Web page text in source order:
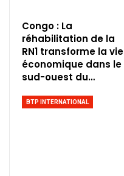
Congo : La
réhabilitation de la
RN1 transforme la vie
économique dans le
sud-ouest du…
BTP INTERNATIONAL